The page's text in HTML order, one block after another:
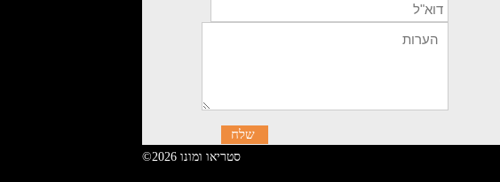
©2026 סטריאו ומונו